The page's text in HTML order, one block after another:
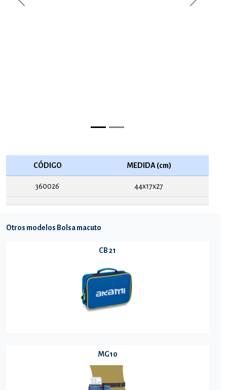
Previous Next
CÓDIGO MEDIDA (cm)
360026 44x17x27
Otros modelos Bolsa macuto
CB 21
MG10